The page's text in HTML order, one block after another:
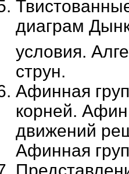
диаграм
условия.
струн.
Афинная
корней.
движений
Афинная